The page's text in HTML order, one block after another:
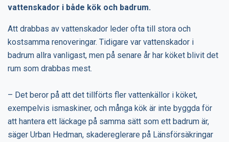
vattenskador i både kök och badrum.
Att drabbas av vattenskador leder ofta till stora och
kostsamma renoveringar. Tidigare var vattenskador i
badrum allra vanligast, men på senare år har köket blivit det
rum som drabbas mest.
– Det beror på att det tillförts fler vattenkällor i köket,
exempelvis ismaskiner, och många kök är inte byggda för
att hantera ett läckage på samma sätt som ett badrum är,
säger Urban Hedman, skadereglerare på Länsförsäkringar